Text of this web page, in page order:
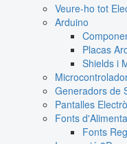
Veure-ho tot
Arduino
Placas
Shields i
Generadors de
Pantalles
Fonts
Fonts